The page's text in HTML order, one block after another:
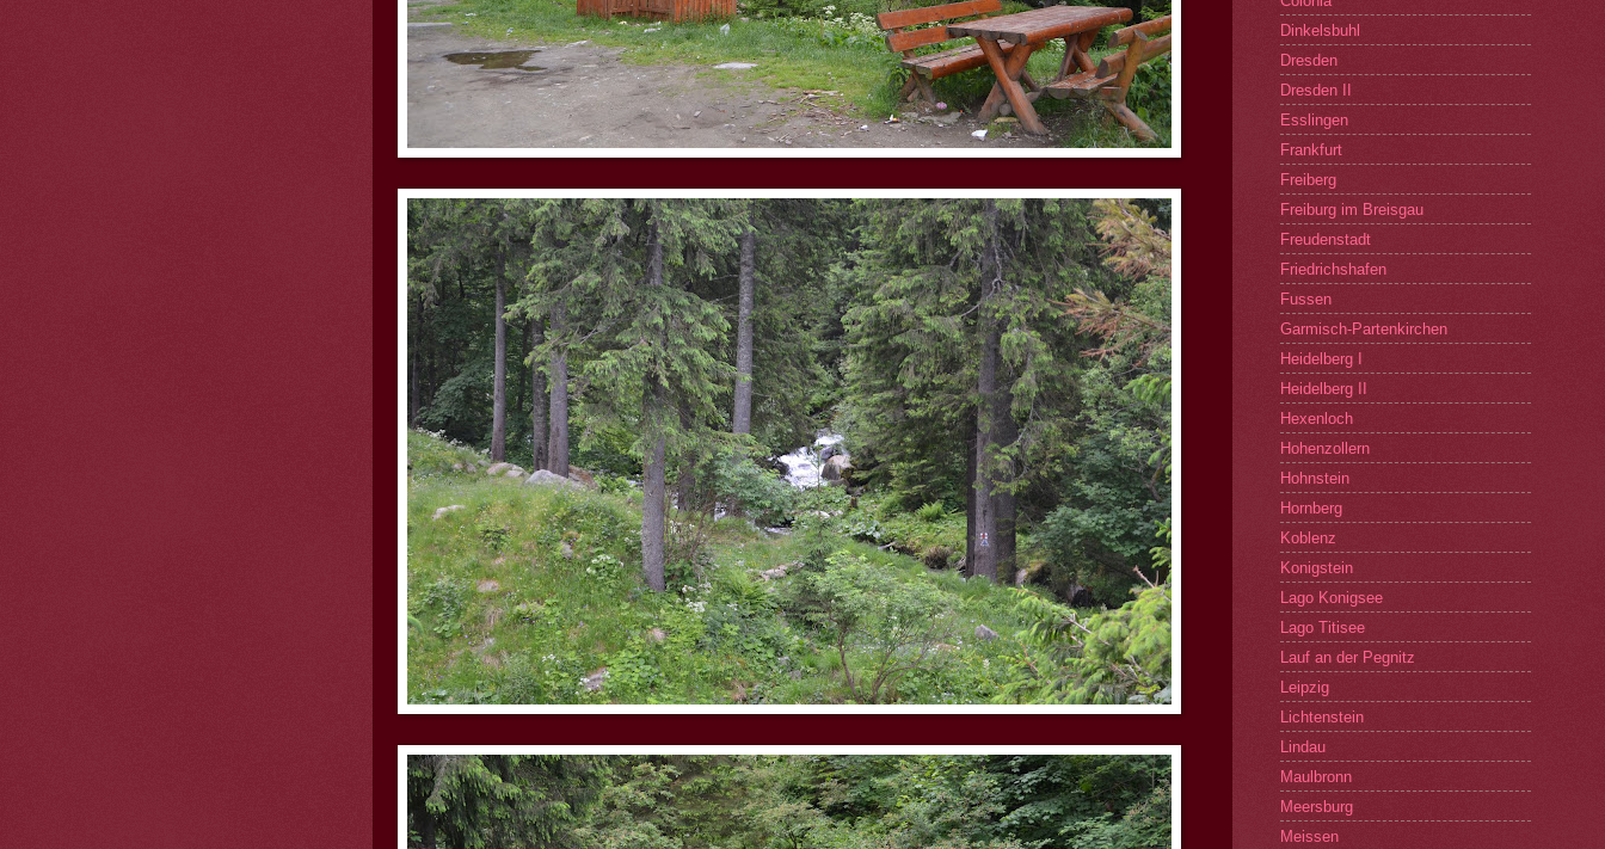
Dinkelsbuhl
Dresden
Dresden II
Esslingen
Frankfurt
Freiberg
Freiburg im Breisgau
Freudenstadt
Friedrichshafen
Fussen
Garmisch-Partenkirchen
Heidelberg I
Heidelberg II
Hexenloch
Hohenzollern
Hohnstein
Hornberg
Koblenz
Konigstein
Lago Konigsee
Lago Titisee
Lauf an der Pegnitz
Leipzig
Lichtenstein
Lindau
Maulbronn
Meersburg
Meissen